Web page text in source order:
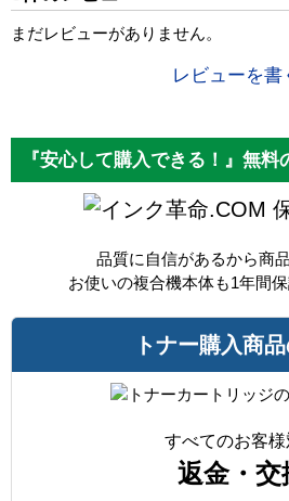
カラー マゼンタ
まだレビューがありません。
レビューを書
『安心して購入できる！』無料
品質に自信があるから商
お使いの複合機本体も1年間
トナー購入商
すべてのお客様
返金・交